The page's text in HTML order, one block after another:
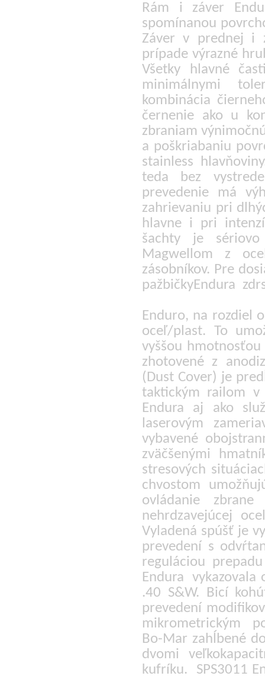
Rám i záver
spomínanou
Záver v prednej i
prípade výrazné
Všetky hlavné
minimálnymi
kombinácia
černenie ako u
zbraniam
a poškriabaniu
stainless
teda bez
prevedenie má
zahrievaniu pri
hlavne i pri
šachty je sériovo
Magwellom z
zásobníkov. Pre
pažbičkyEndura
Enduro, na rozdiel
oceľ/plast. To
vyššou hmotnosťou
zhotovené z
(Dust Cover) je
taktickým railom v
Endura aj ako
laserovým
vybavené
zväčšenými
stresových
chvostom
ovládanie
nehrdzavejúcej
Vyladená spúšť je
prevedení s
reguláciou
Endura vykazovala
.40 S&W. Bicí
prevedení
mikrometrickým
Bo-Mar zahĺbené
dvomi
kufríku. SPS3011